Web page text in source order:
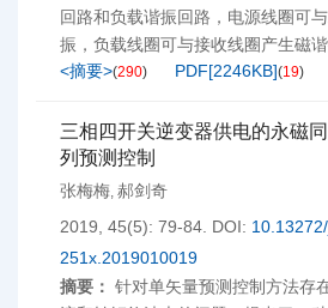
回路和负载谐振回路，电源线圈可
振，负载线圈可与接收线圈产生磁谐
<摘要>(290) PDF[2246KB](19)
三相四开关逆变器供电的永磁
列预测控制
张梅梅, 郝剑奇
2019, 45(5): 79-84. DOI:
251x.2019010019
摘要： 针对单矢量预测控制方法存